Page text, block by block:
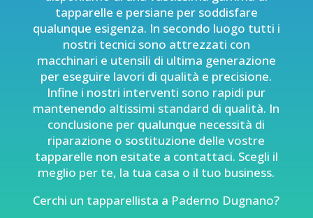
tapparelle e persiane per soddisfare
qualunque esigenza. In secondo luogo tutti i
nostri tecnici sono attrezzati con
macchinari e utensili di ultima generazione
per eseguire lavori di qualità e precisione.
Infine i nostri interventi sono rapidi pur
mantenendo altissimi standard di qualità. In
conclusione per qualunque necessità di
riparazione o sostituzione delle vostre
tapparelle non esitate a contattaci. Scegli il
meglio per te, la tua casa o il tuo business.
Cerchi un tapparellista a Paderno Dugnano?